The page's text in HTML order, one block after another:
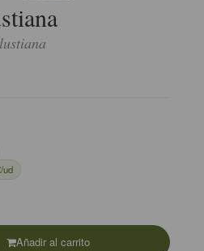
ud
Añadir al carrito